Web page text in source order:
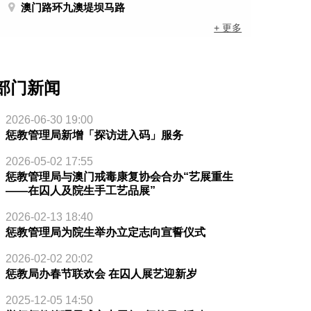
澳门路环九澳堤坝马路
+ 更多
门新闻
2026-06-30 19:00
惩教管理局新增「探访进入码」服务
2026-05-02 17:55
惩教管理局与澳门戒毒康复协会合办“艺展重生
——在囚人及院生手工艺品展”
2026-02-13 18:40
惩教管理局为院生举办立定志向宣誓仪式
2026-02-02 20:02
惩教局办春节联欢会 在囚人展艺迎新岁
2025-12-05 14:50